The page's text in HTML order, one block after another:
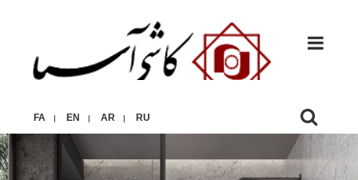
FA | EN | AR | RU